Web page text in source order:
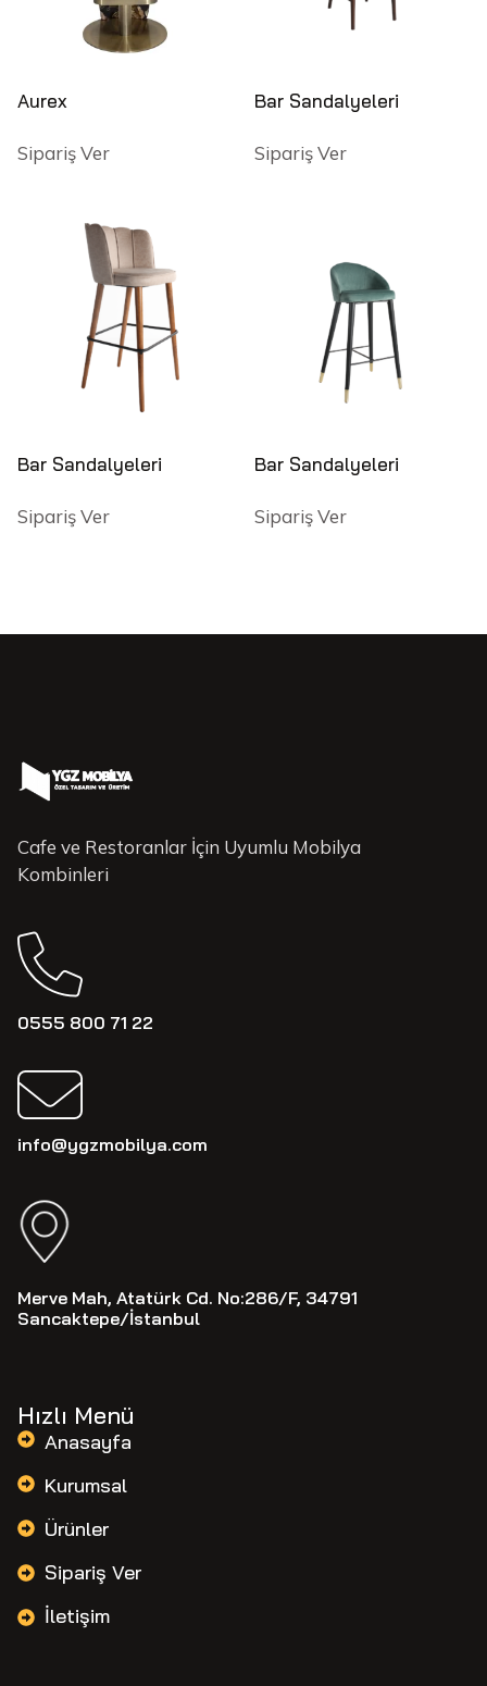
Aurex
Sipariş Ver
Bar Sandalyeleri
Sipariş Ver
Bar Sandalyeleri
Sipariş Ver
Bar Sandalyeleri
Sipariş Ver
Cafe ve Restoranlar İçin Uyumlu Mobilya
Kombinleri
0555 800 71 22
info@ygzmobilya.com
Merve Mah, Atatürk Cd. No:286/F, 34791
Sancaktepe/İstanbul
Hızlı Menü
Anasayfa
Kurumsal
Ürünler
Sipariş Ver
İletişim